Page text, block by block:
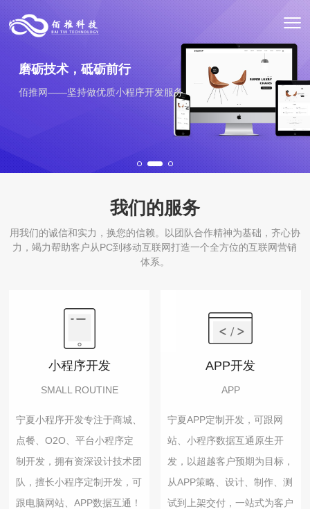
我们的服务
用我们的诚信和实力，换您的信赖。以团队合作精神为基础，齐心协
力，竭力帮助客户从PC到移动互联网打造一个全方位的互联网营销
体系。
小程序开发
SMALL ROUTINE
宁夏小程序开发专注于商城、
点餐、O2O、平台小程序定
制开发，拥有资深设计技术团
队，擅长小程序定制开发，可
跟电脑网站、APP数据互通！
APP开发
APP
宁夏APP定制开发，可跟网
站、小程序数据互通原生开
发，以超越客户预期为目标，
从APP策略、设计、制作、测
试到上架交付，一站式为客户